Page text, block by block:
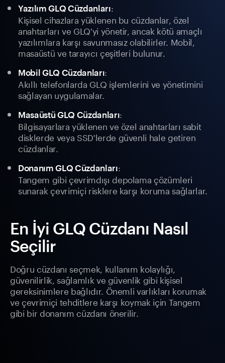
Yazılım GLQ Cüzdanları:
Kişisel cihazlara yüklenen bu cüzdanlar, özel
anahtarları ve GLQ'yi yönetir, ancak kötü amaçlı
yazılımlara karşı savunmasız olabilirler. Mobil,
masaüstü ve tarayıcı çeşitleri bulunur.
Mobil GLQ Cüzdanları:
Akıllı telefonlarda GLQ işlemlerini ve yönetimini
sağlayan uygulamalar.
Masaüstü GLQ Cüzdanları:
Bilgisayarlara yüklenen ve özel anahtarları sabit
disklerde veya SSD'lerde güvenli hale getiren
cüzdanlar.
Donanım GLQ Cüzdanları:
Tangem gibi çevrimdışı depolama çözümleri
sunarak çevrimiçi risklere karşı koruma sağlarlar.
En İyi GLQ Cüzdanı Nasıl
Seçilir
Doğru cüzdanı seçmek, kullanım kolaylığı,
güvenilirlik, sağlamlık ve güvenlik gibi kişisel
gereksinimlere bağlıdır. Önemli varlıkları korumak
ve çevrimiçi tehditlere karşı koymak için Tangem
gibi bir donanım cüzdanı önerilir.